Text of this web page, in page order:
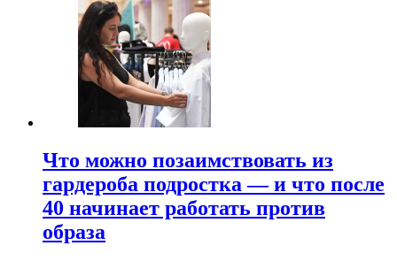
Что можно позаимствовать из
гардероба подростка — и что после
40 начинает работать против
образа